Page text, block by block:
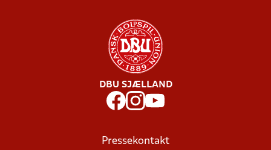
DBU SJÆLLAND
Pressekontakt